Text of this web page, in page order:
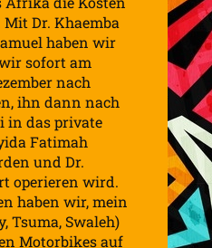
Dr. Khaemba
haben wir
sofort am
nach
ihn dann nach
in das private
Fatimah
und Dr.
operieren wird.
haben wir, mein
Tsuma, Swaleh)
Motorbikesauf